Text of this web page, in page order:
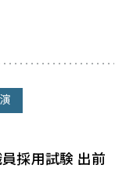
採用試験 出前